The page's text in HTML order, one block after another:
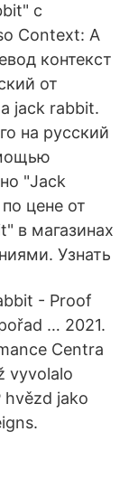
c
Context: A
контекст
от
jack rabbit.
на русский
"Jack
цене от
в магазинах
Узнать
- Proof
… 2021.
Centra
vyvolalo
hvězd jako